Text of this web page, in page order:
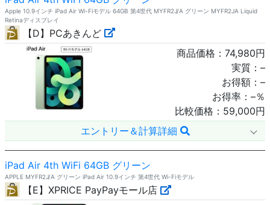
Apple 10.9インチ iPad Air Wi-Fiモデル 64GB 第4世代 MYFR2J/A グリーン MYFR2JA Liquid
Retinaディスプレイ
【D】PCあきんど
商品価格： 74,980円
実質： –
お得額： –
お得率： –％
比較価格： 59,000円
エントリー＆計算詳細
iPad Air 4th WiFi 64GB グリーン
APPLE MYFR2J/A グリーン iPad Air 10.9インチ 第4世代 Wi-Fiモデル
【E】XPRICE PayPayモール店